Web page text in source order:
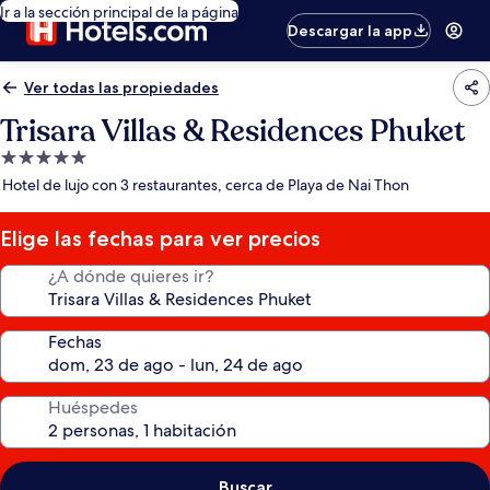
Ir a la sección principal de la página
Descargar la app
Ver todas las propiedades
Trisara Villas & Residences Phuket
Propiedad
de
estrellas
Hotel de lujo con 3 restaurantes, cerca de Playa de Nai Thon
Elige las fechas para ver precios
¿A dónde quieres ir?
Fechas
Huéspedes